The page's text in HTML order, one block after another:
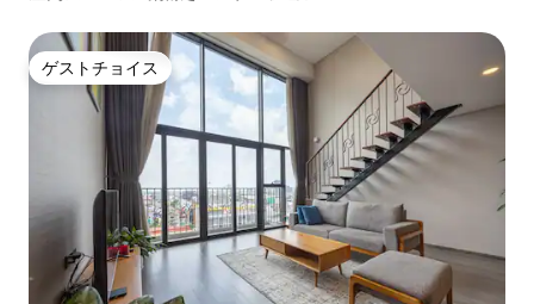
ゲストチョイス
ゲストチョイス